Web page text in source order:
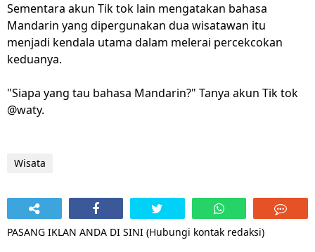
Sementara akun Tik tok lain mengatakan bahasa
Mandarin yang dipergunakan dua wisatawan itu
menjadi kendala utama dalam melerai percekcokan
keduanya.
"Siapa yang tau bahasa Mandarin?" Tanya akun Tik tok
@waty.
Wisata
PASANG IKLAN ANDA DI SINI (Hubungi kontak redaksi)